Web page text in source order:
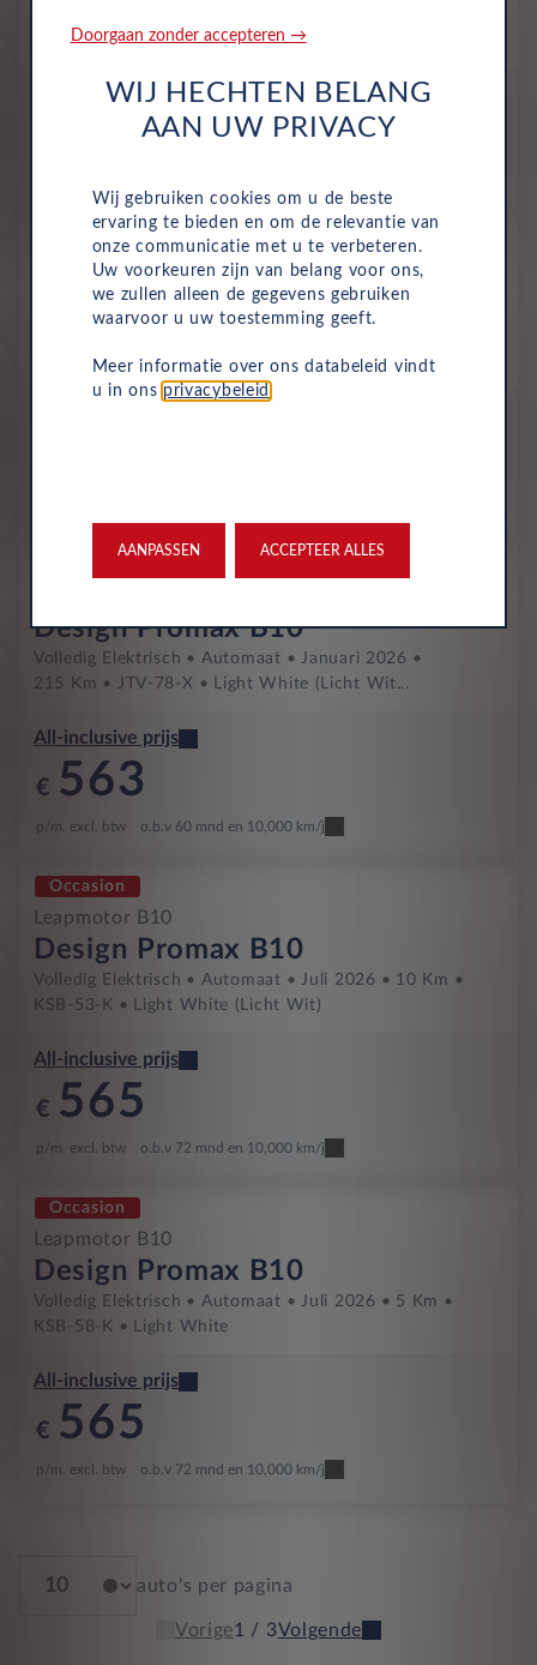
KLS-22-T
Grijs
All-inclusive prijs
537
Occasion
Leapmotor B10
Design Promax B10
12,000 Km
JKJ-43-J Tundra Grey
Design Promax B10
Volledig Elektrisch Automaat
Januari 2026
215 Km
JTV-78-X Light White (licht Wit...
All-inclusive prijs
€ 563
p/m. excl. btw o.b.v 60 mnd en 10,000 km/j
Occasion
Leapmotor B10
Design Promax B10
Volledig Elektrisch Automaat Juli 2026
10 Km
KSB-53-K
Light White (licht Wit)
All-inclusive prijs
€ 565
p/m. excl. btw o.b.v 72 mnd en 10,000 km/j
Occasion
Leapmotor B10
Design Promax B10
Volledig Elektrisch Automaat Juli 2026
5 Km
KSB-58-K
Light White
All-inclusive prijs
€ 565
p/m. excl. btw o.b.v 72 mnd en 10,000 km/j
auto's per pagina
Vorige1 / 3Volgende
Doorgaan zonder accepteren →
WIJ HECHTEN BELANG
AAN UW PRIVACY
Wij gebruiken cookies om u de beste
ervaring te bieden en om de relevantie van
onze communicatie met u te verbeteren.
Uw voorkeuren zijn van belang voor ons,
we zullen alleen de gegevens gebruiken
waarvoor u uw toestemming geeft.
Meer informatie over ons databeleid vindt
u in ons privacybeleid
AANPASSEN ACCEPTEER ALLES